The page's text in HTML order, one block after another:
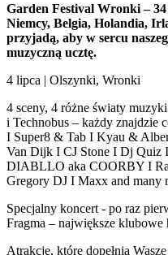
Garden Festival Wronki –
Niemcy, Belgia, Holandia,
przyjadą, aby w sercu
muzyczną ucztę.
4 lipca | Olszynki, Wronki
4 sceny, 4 różne światy
i Technobus – każdy znajdzie
I Super8 & Tab I Kyau &
Van Dijk I CJ Stone I Dj Quiz
DIABLLO aka COORBY I
Gregory DJ I Maxx and many
Specjalny koncert - po raz
Fragma – największe klubowe
Atrakcje, które dopełnią